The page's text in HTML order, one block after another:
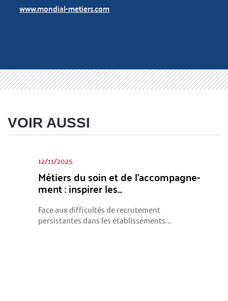
www.mondial-metiers.com
VOIR AUSSI
12/11/2025
Métiers du soin et de l’ac­com­pa­gne­
ment : ins­pi­rer les...
Face aux difficultés de recrutement
persistantes dans les établissements...